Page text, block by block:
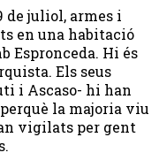
de juliol, armes i
en una habitació
Espronceda. Hi és
Els seus
i Ascaso- hi han
la majoria viu
vigilats per gent